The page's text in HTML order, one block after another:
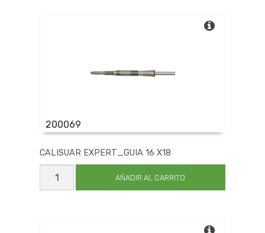
200069
CALISUAR EXPERT_GUIA 16 X18
CALISUAR
EXPERT_GUIA
16
AÑADIR AL CARRITO